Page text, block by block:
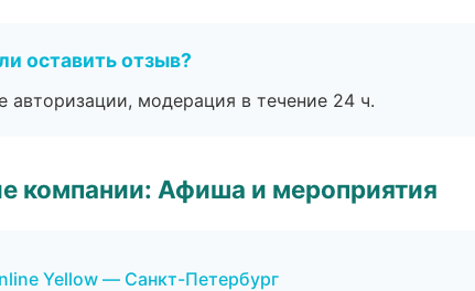
оставить отзыв?
авторизации, модерация в течение 24 ч.
компании: Афиша и мероприятия
Yellow — Санкт-Петербург